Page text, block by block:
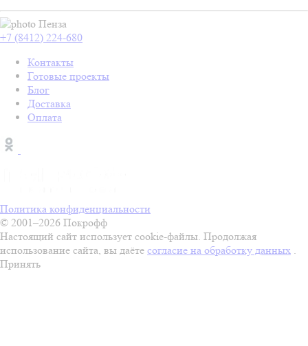
Пенза
+7 (8412) 224-680
Контакты
Готовые проекты
Блог
Доставка
Оплата
Политика конфиденциальности
© 2001–2026 Покрофф
Настоящий сайт использует cookie-файлы. Продолжая
использование сайта, вы даёте согласие на обработку данных .
Принять